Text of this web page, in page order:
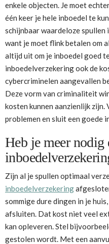
enkele objecten. Je moet
één keer je hele inboedel te
schijnbaar waardeloze spullen
want je moet flink betalen om
altijd uit om je inboedel goed
inboedelverzekering ook de
cybercriminelen aangevallen
Deze vorm van criminaliteit
kosten kunnen aanzienlijk zijn.
problemen en sluit een goede
Heb je meer nodig
Zijn al je spullen optimaal
inboedelverzekering
sommige dure dingen in je
afsluiten. Dat kost niet veel
kan opleveren. Stel
gestolen wordt. Met een